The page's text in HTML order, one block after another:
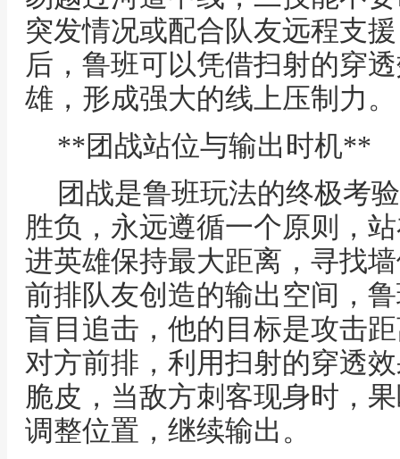
突发情况或配合队友远程支
后，鲁班可以凭借扫射的穿
雄，形成强大的线上压制力。
**团战站位与输出时机**
团战是鲁班玩法的终极考
胜负，永远遵循一个原则，
进英雄保持最大距离，寻找
前排队友创造的输出空间，
盲目追击，他的目标是攻击
对方前排，利用扫射的穿透
脆皮，当敌方刺客现身时，
调整位置，继续输出。